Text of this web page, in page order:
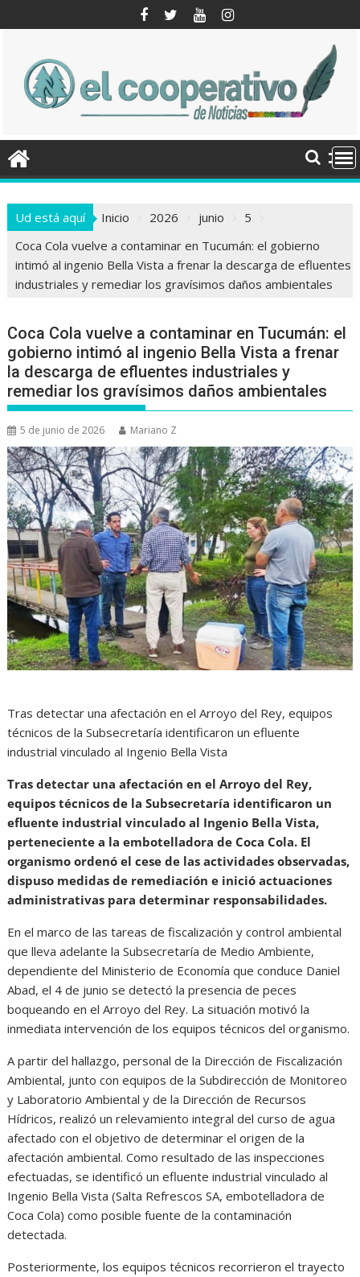
al
Ud está aquí Inicio 2026 junio
5
Coca Cola vuelve a contaminar en Tucumán: el gobierno
intimó al ingenio Bella Vista a frenar la descarga de efluentes
industriales y remediar los gravísimos daños ambientales
Coca Cola vuelve a contaminar en Tucumán: el
gobierno intimó al ingenio Bella Vista a frenar
la descarga de efluentes industriales y
remediar los gravísimos daños ambientales
5 de junio de 2026 Mariano Z
Tras detectar una afectación en el Arroyo del Rey, equipos
técnicos de la Subsecretaría identificaron un efluente
industrial vinculado al Ingenio Bella Vista
Tras detectar una afectación en el Arroyo del Rey,
equipos técnicos de la Subsecretaría identificaron un
efluente industrial vinculado al Ingenio Bella Vista,
perteneciente a la embotelladora de Coca Cola. El
organismo ordenó el cese de las actividades observadas,
dispuso medidas de remediación e inició actuaciones
administrativas para determinar responsabilidades.
En el marco de las tareas de fiscalización y control ambiental
que lleva adelante la Subsecretaría de Medio Ambiente,
dependiente del Ministerio de Economía que conduce Daniel
Abad, el 4 de junio se detectó la presencia de peces
boqueando en el Arroyo del Rey. La situación motivó la
inmediata intervención de los equipos técnicos del organismo.
A partir del hallazgo, personal de la Dirección de Fiscalización
Ambiental, junto con equipos de la Subdirección de Monitoreo
y Laboratorio Ambiental y de la Dirección de Recursos
Hídricos, realizó un relevamiento integral del curso de agua
afectado con el objetivo de determinar el origen de la
afectación ambiental. Como resultado de las inspecciones
efectuadas, se identificó un efluente industrial vinculado al
Ingenio Bella Vista (Salta Refrescos SA, embotelladora de
Coca Cola) como posible fuente de la contaminación
detectada.
Posteriormente, los equipos técnicos recorrieron el trayecto